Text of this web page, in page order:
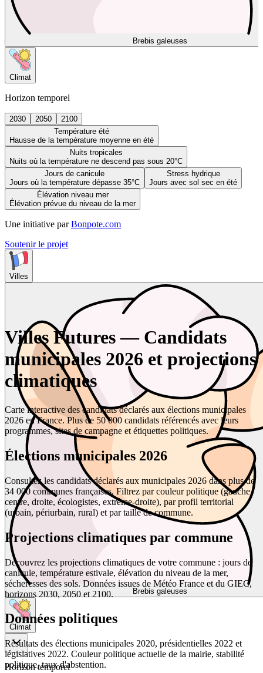
Brebis galeuses
Climat
Horizon temporel
2030 2050
2100
Température été
Hausse de la température moyenne en été
Nuits tropicales
Nuits où la température ne descend pas sous 20°C
Jours de canicule
Jours où la température dépasse 35°C
Stress hydrique
Jours avec sol sec en été
Élévation niveau mer
Élévation prévue du niveau de la mer
Une initiative par Bonpote.com
Soutenir le projet
Villes
Brebis galeuses
Climat
Horizon temporel
Villes Futures — Candidats
municipales 2026 et projections
climatiques
Carte interactive des candidats déclarés aux élections municipales
2026 en France. Plus de 50 000 candidats référencés avec leurs
programmes, sites de campagne et étiquettes politiques.
Élections municipales 2026
Consultez les candidats déclarés aux municipales 2026 dans plus de
34 000 communes françaises. Filtrez par couleur politique (gauche,
centre, droite, écologistes, extrême-droite), par profil territorial
(urbain, périurbain, rural) et par taille de commune.
Projections climatiques par commune
Découvrez les projections climatiques de votre commune : jours de
canicule, température estivale, élévation du niveau de la mer,
sécheresses des sols. Données issues de Météo France et du GIEC,
horizons 2030, 2050 et 2100.
Données politiques
Résultats des élections municipales 2020, présidentielles 2022 et
législatives 2022. Couleur politique actuelle de la mairie, stabilité
politique, taux d'abstention.